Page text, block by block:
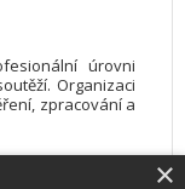
úrovni
Organizaci
zpracování a
×